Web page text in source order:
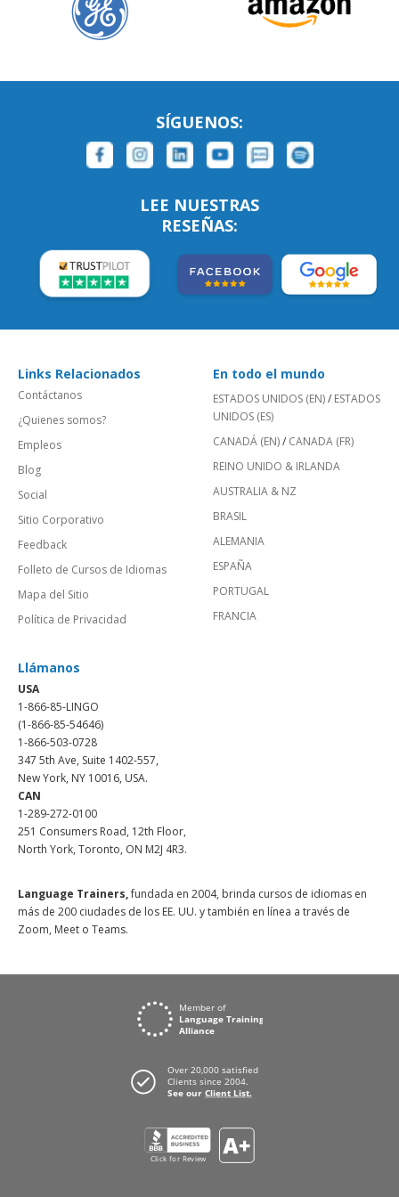
SÍGUENOS:
LEE NUESTRAS
RESEÑAS:
Links Relacionados
Contáctanos
¿Quienes somos?
Empleos
Blog
Social
Sitio Corporativo
Feedback
Folleto de Cursos de Idiomas
Mapa del Sitio
Política de Privacidad
En todo el mundo
ESTADOS UNIDOS (EN)/ ESTADOS
UNIDOS (ES)
CANADÁ (EN)/ CANADA (FR)
REINO UNIDO & IRLANDA
AUSTRALIA & NZ
BRASIL
ALEMANIA
ESPAÑA
PORTUGAL
FRANCIA
Llámanos
USA
1-866-85-LINGO
(1-866-85-54646)
1-866-503-0728
347 5th Ave, Suite 1402-557,
New York, NY 10016, USA.
CAN
1-289-272-0100
251 Consumers Road, 12th Floor,
North York, Toronto, ON M2J 4R3.
Language Trainers,fundada en 2004, brinda cursos de idiomas en
más de 200 ciudades de los EE. UU. y también en línea a través de
Zoom, Meet o Teams.